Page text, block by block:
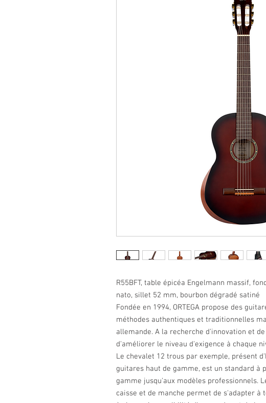
R55BFT, table épicéa Engelmann massif,
nato, sillet 52 mm, bourbon dégradé satiné
Fondée en 1994, ORTEGA propose des
méthodes authentiques et traditionnelles
allemande. A la recherche d'innovation et
d'améliorer le niveau d'exigence à chaque
Le chevalet 12 trous par exemple, présent
guitares haut de gamme, est un standard à
gamme jusqu'aux modèles professionnels.
caisse et de manche permet de s'adapter à